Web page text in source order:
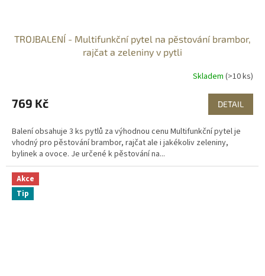
TROJBALENÍ - Multifunkční pytel na pěstování brambor,
rajčat a zeleniny v pytli
Skladem (>10 ks)
769 Kč DETAIL
Balení obsahuje 3 ks pytlů za výhodnou cenu Multifunkční pytel je
vhodný pro pěstování brambor, rajčat ale i jakékoliv zeleniny,
bylinek a ovoce. Je určené k pěstování na...
Akce
Tip